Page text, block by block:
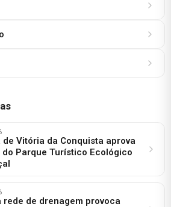
de Vitória da Conquista aprova
Parque Turístico Ecológico
rede de drenagem provoca